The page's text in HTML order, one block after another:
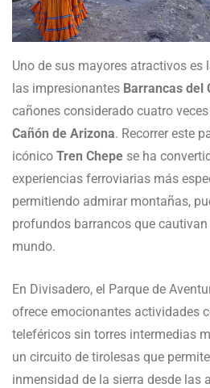
Uno de sus mayores atractivos es
las impresionantes Barrancas del
cañones considerado cuatro
Cañón de Arizona. Recorrer este
icónico Tren Chepe se ha
experiencias ferroviarias más
permitiendo admirar montañas,
profundos barrancos que
mundo.
En Divisadero, el Parque de
ofrece emocionantes actividades
teleféricos sin torres intermedias
un circuito de tirolesas que
inmensidad de la sierra desde las